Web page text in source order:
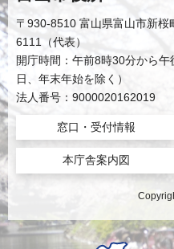
〒930-8510 富山県富山市新
6111（代表）
開庁時間：午前8時30分から
日、年末年始を除く）
法人番号：9000020162019
窓口・受付情報
本庁舎案内図